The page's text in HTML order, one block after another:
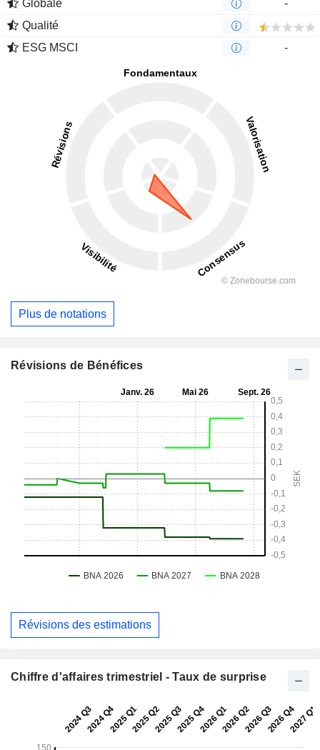
Globale
-
Qualité
ESG MSCI
-
Plus de notations
Révisions de Bénéfices
Révisions des estimations
Chiffre d'affaires trimestriel - Taux de surprise